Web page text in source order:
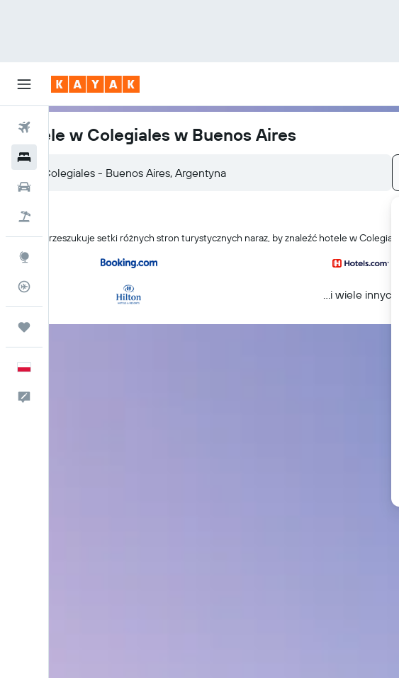
Loty
Trips
Hotele w Colegiales w Buenos Aires
Colegiales - Buenos Aires, Argentyna
KAYAK przeszukuje setki różnych stron turystycznych naraz, by znaleźć hotele w Colegiales
...i wiele innych